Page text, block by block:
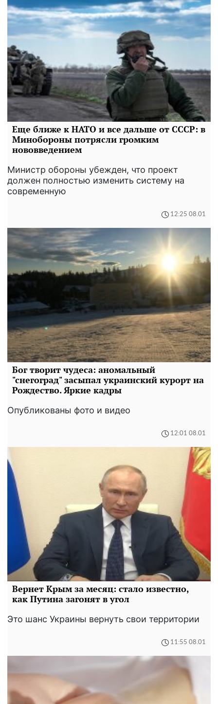
Еще ближе к НАТО и все дальше от СССР: в
Минобороны потрясли громким
нововведением
Министр обороны убежден, что проект
должен полностью изменить систему на
современную
12:25 08.01
Бог творит чудеса: аномальный
"снегоград" засыпал украинский курорт на
Рождество. Яркие кадры
Опубликованы фото и видео
12:01 08.01
Вернет Крым за месяц: стало известно,
как Путина загонят в угол
Это шанс Украины вернуть свои территории
11:55 08.01